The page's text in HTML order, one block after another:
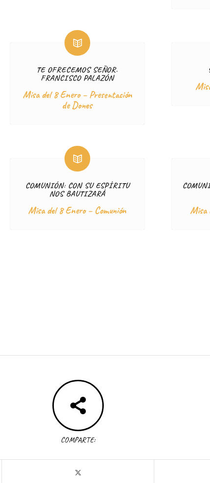
TE OFRECEMOS SEÑOR.
FRANCISCO PALAZÓN
Misa del 8 Enero – Presentación
de Dones
COMUNIÓN: CON SU ESPÍRITU
NOS BAUTIZARÁ
Misa del 8 Enero – Comunión Misa
COMPARTE: